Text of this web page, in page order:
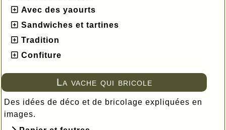
Avec des yaourts
Sandwiches et tartines
Tradition
Confiture
La vache qui bricole
Des idées de déco et de bricolage expliquées en
images.